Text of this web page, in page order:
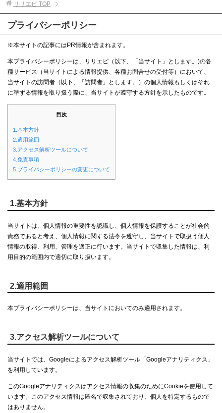
リリエピ TOP
プライバシーポリシー
※本サイトの記事にはPR情報が含まれます。
本プライバシーポリシーは、リリエピ（以下、「当サイト」とします。)の各
種サービス（当サイトによる情報提供、各種お問合せの受付等）において、
当サイトの訪問者（以下、「訪問者」とします。）の個人情報もしくはそれ
に準ずる情報を取り扱う際に、当サイトが遵守する方針を示したものです。
目次
1.基本方針
2.適用範囲
3.アクセス解析ツールについて
4.免責事項
5.プライバシーポリシーの変更について
1.基本方針
当サイトは、個人情報の重要性を認識し、個人情報を保護することが社会的
責務であると考え、個人情報に関する法令を遵守し、当サイトで取扱う個人
情報の取得、利用、管理を適正に行います。当サイトで収集した情報は、利
用目的の範囲内で適切に取り扱います。
2.適用範囲
本プライバシーポリシーは、当サイトにおいてのみ適用されます。
3.アクセス解析ツールについて
当サイトでは、Googleによるアクセス解析ツール「Googleアナリティクス」
を利用しています。
このGoogleアナリティクスはアクセス情報の収集のためにCookieを使用して
います。このアクセス情報は匿名で収集されており、個人を特定するもので
はありません。